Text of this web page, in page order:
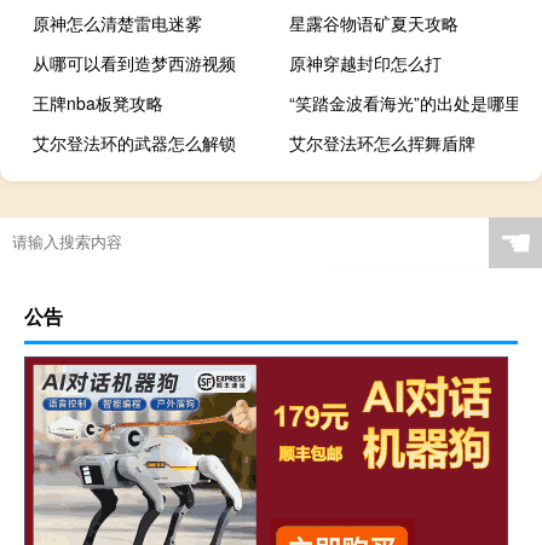
原神怎么清楚雷电迷雾
星露谷物语矿夏天攻略
从哪可以看到造梦西游视频
原神穿越封印怎么打
王牌nba板凳攻略
“笑踏金波看海光”的出处是哪里
艾尔登法环的武器怎么解锁
艾尔登法环怎么挥舞盾牌
☚
公告